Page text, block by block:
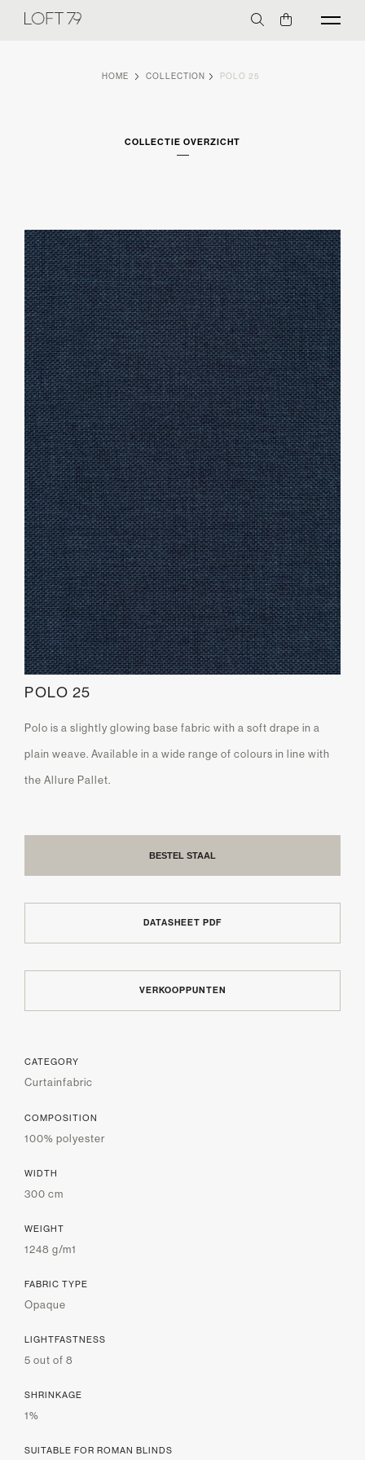
HOME COLLECTION POLO 25
COLLECTIE OVERZICHT
POLO 25
Polo is a slightly glowing base fabric with a soft drape in a
plain weave. Available in a wide range of colours in line with
the Allure Pallet.
BESTEL STAAL
DATASHEET PDF
VERKOOPPUNTEN
CATEGORY
Curtainfabric
COMPOSITION
100% polyester
WIDTH
300 cm
WEIGHT
1248 g/m1
FABRIC TYPE
Opaque
LIGHTFASTNESS
5 out of 8
SHRINKAGE
1%
SUITABLE FOR ROMAN BLINDS